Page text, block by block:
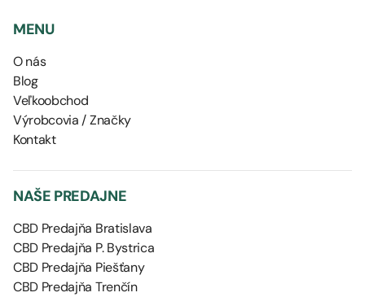
MENU
O nás
Blog
Veľkoobchod
Výrobcovia / Značky
Kontakt
NAŠE PREDAJNE
CBD Predajňa Bratislava
CBD Predajňa P. Bystrica
CBD Predajňa Piešťany
CBD Predajňa Trenčín